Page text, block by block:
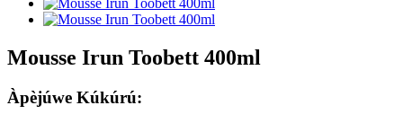
Mousse Irun Toobett 400ml
Àpèjúwe Kúkúrú: